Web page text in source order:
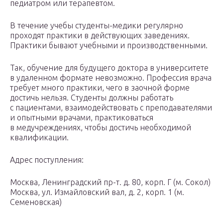
педиатром или терапевтом.
В течение учебы студенты-медики регулярно
проходят практики в действующих заведениях.
Практики бывают учебными и производственными.
Так, обучение для будущего доктора в университете
в удаленном формате невозможно. Профессия врача
требует много практики, чего в заочной форме
достичь нельзя. Студенты должны работать
с пациентами, взаимодействовать с преподавателями
и опытными врачами, практиковаться
в медучреждениях, чтобы достичь необходимой
квалификации.
Адрес поступления:
Москва, Ленинградский пр-т. д. 80, корп. Г (м. Сокол)
Москва, ул. Измайловский вал, д. 2, корп. 1 (м.
Семеновская)